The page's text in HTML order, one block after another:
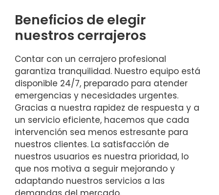
Beneficios de elegir
nuestros cerrajeros
Contar con un cerrajero profesional
garantiza tranquilidad. Nuestro equipo está
disponible 24/7, preparado para atender
emergencias y necesidades urgentes.
Gracias a nuestra rapidez de respuesta y a
un servicio eficiente, hacemos que cada
intervención sea menos estresante para
nuestros clientes. La satisfacción de
nuestros usuarios es nuestra prioridad, lo
que nos motiva a seguir mejorando y
adaptando nuestros servicios a las